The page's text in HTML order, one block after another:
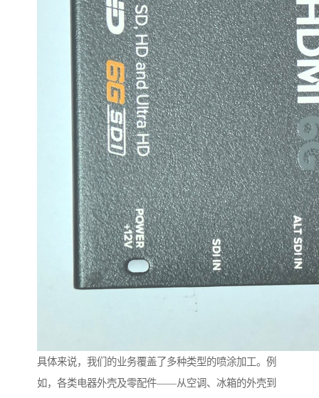
具体来说，我们的业务覆盖了多种类型的喷涂加工。例
如，各类电器外壳及零配件——从空调、冰箱的外壳到